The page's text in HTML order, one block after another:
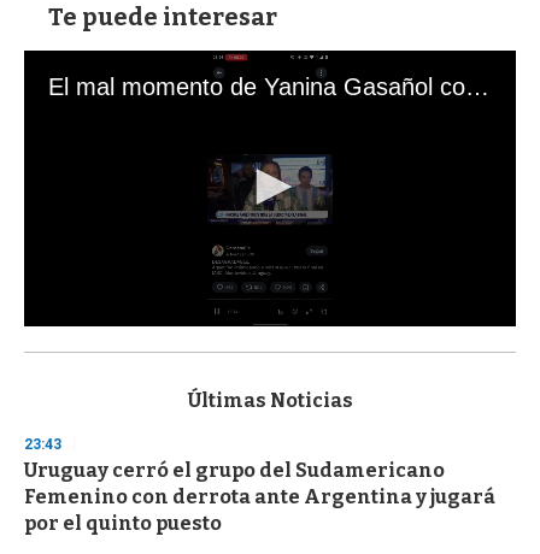
Te puede interesar
El mal momento de Yanina Gasañol con un hincha argentino en "Subrayado"
s
d
s
o
f
3
Últimas Noticias
23:43
Uruguay cerró el grupo del Sudamericano
Femenino con derrota ante Argentina y jugará
por el quinto puesto